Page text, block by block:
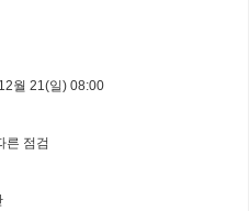
월 21(일) 08:00
른 점검